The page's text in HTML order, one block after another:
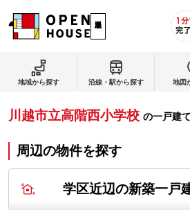
地域から探す 沿線・駅から探す 地図
川越市立高階西小学校 の一戸建
周辺の物件を探す
学区近辺の新築一戸